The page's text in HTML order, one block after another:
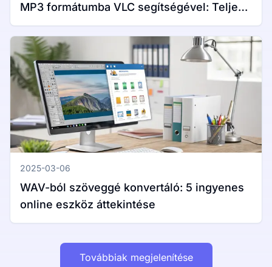
MP3 formátumba VLC segítségével: Teljes
útmutató Windows és Mac rendszerekhez
2025-03-06
WAV-ból szöveggé konvertáló: 5 ingyenes
online eszköz áttekintése
Továbbiak megjelenítése